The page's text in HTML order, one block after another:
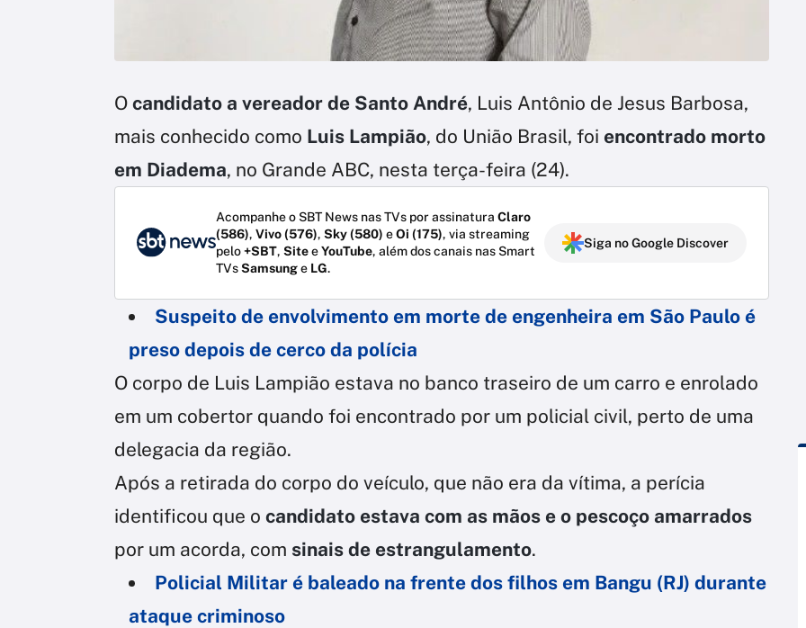
O candidato a vereador de Santo André, Luis Antônio de Jesus Barbosa,
mais conhecido como Luis Lampião, do União Brasil, foi encontrado morto
em Diadema, no Grande ABC, nesta terça-feira (24).
Acompanhe o SBT News nas TVs por assinatura Claro
(586), Vivo (576), Sky (580) eOi (175), via streaming
pelo+SBT, SiteeYouTube, além dos canais nas Smart
TVsSamsunge LG.
Siga no Google Discover
Suspeito de envolvimento em morte de engenheira em São Paulo é
preso depois de cerco da polícia
O corpo de Luis Lampião estava no banco traseiro de um carro e enrolado
em um cobertor quando foi encontrado por um policial civil, perto de uma
delegacia da região.
Após a retirada do corpo do veículo, que não era da vítima, a perícia
identificou que o candidato estava com as mãos e o pescoço amarrados
por um acorda, com sinais de estrangulamento.
Policial Militar é baleado na frente dos filhos em Bangu (RJ) durante
ataque criminoso